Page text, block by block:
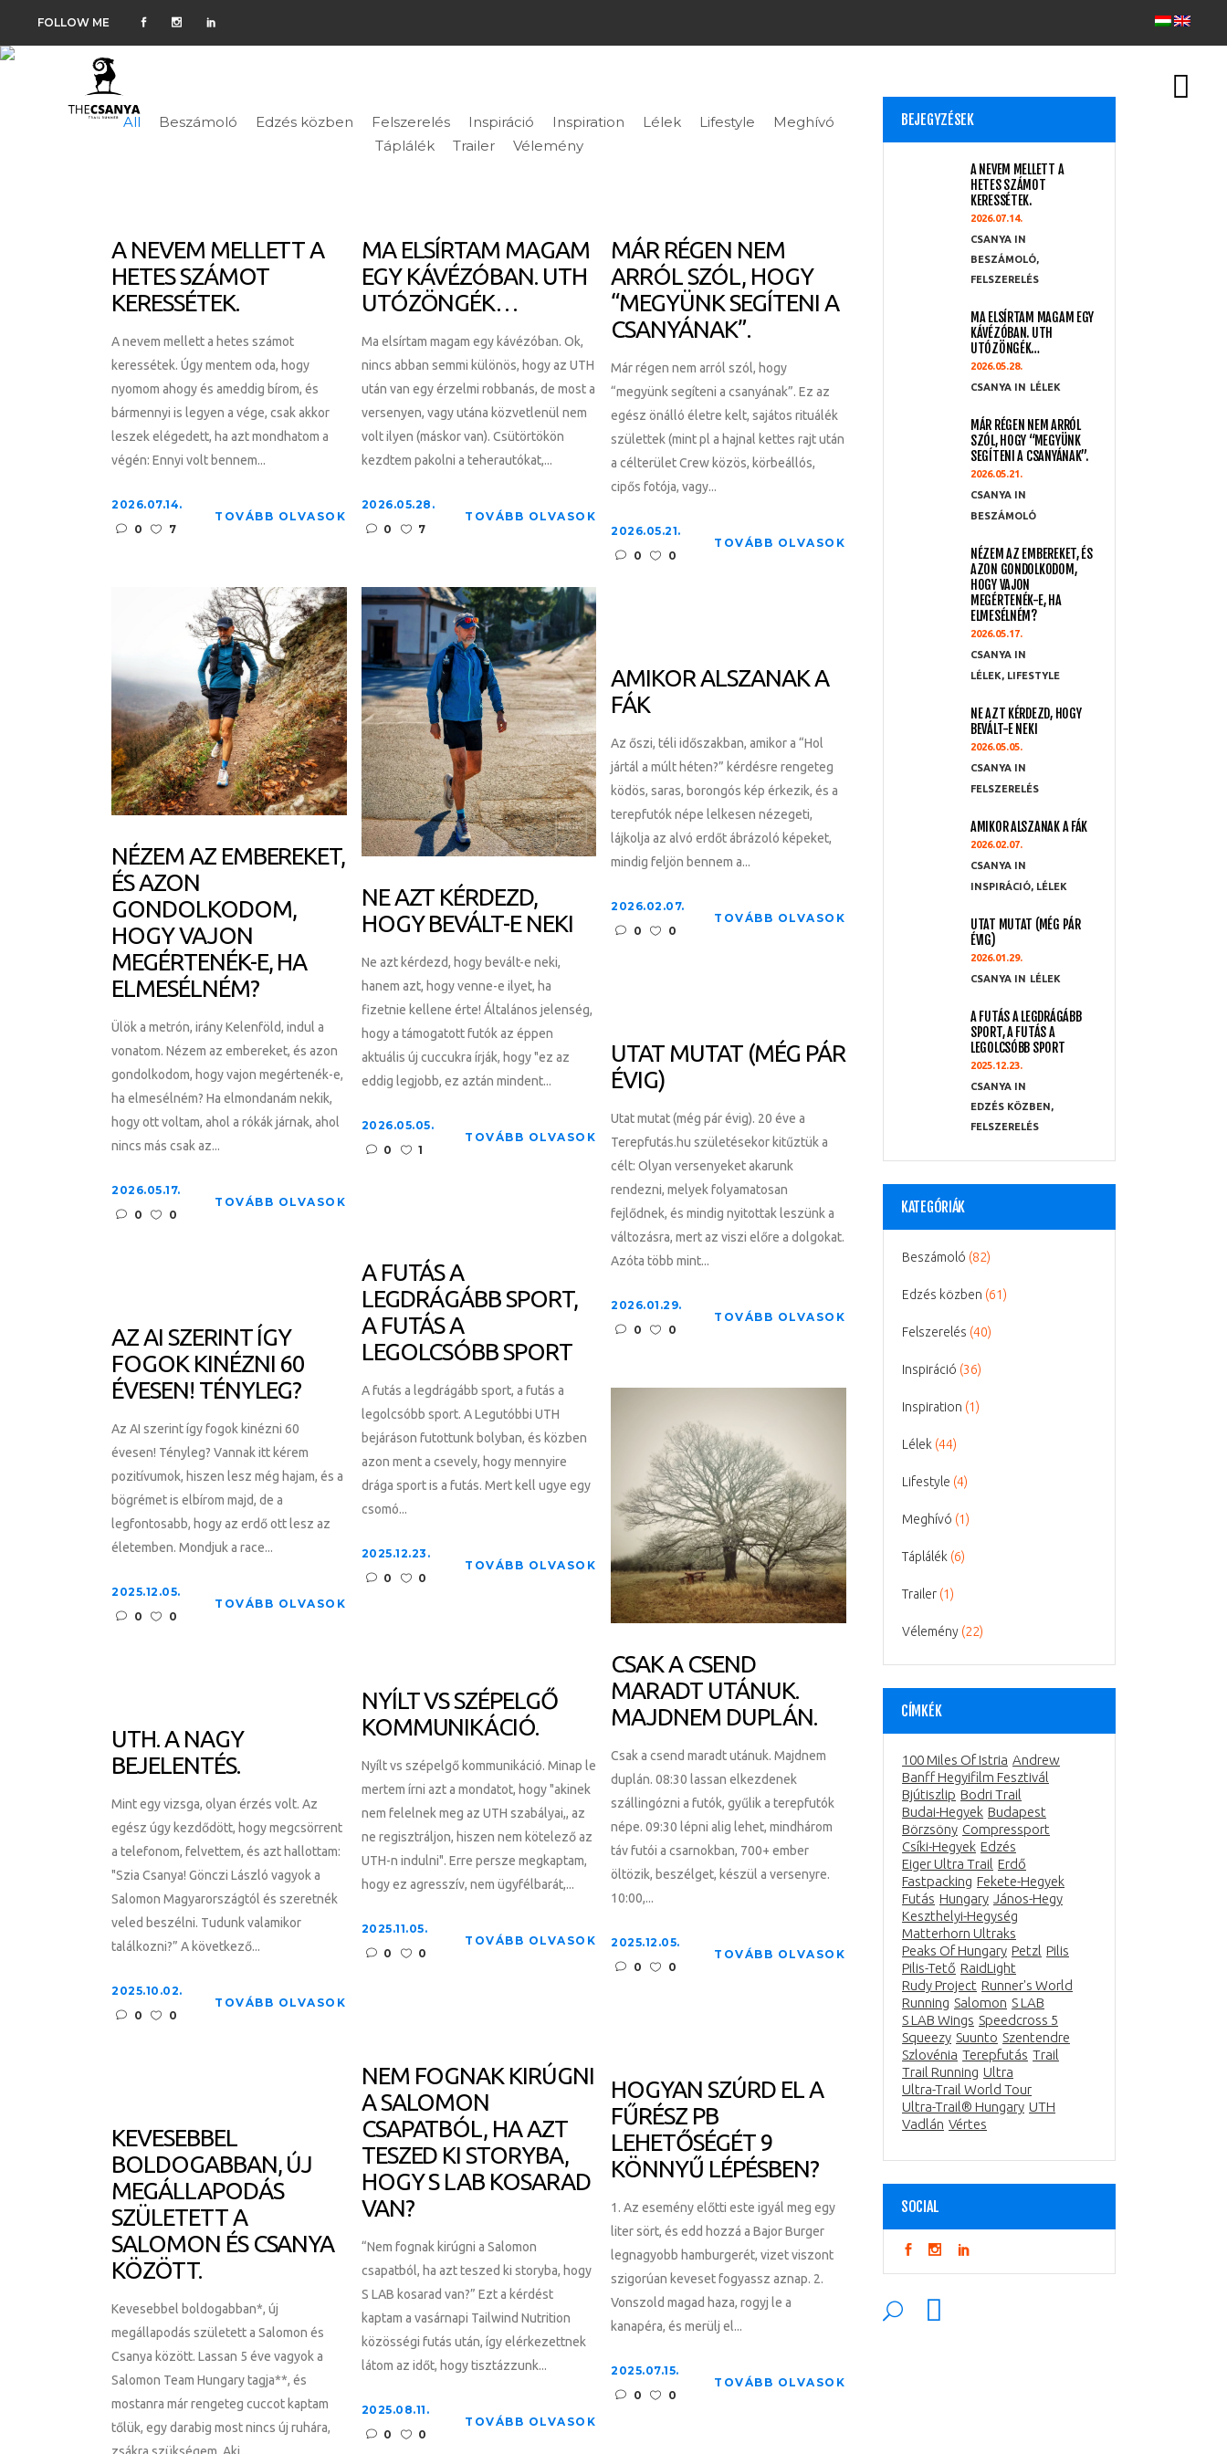
FOLLOW ME
All Beszámoló Edzés közben Felszerelés Inspiráció Inspiration Lélek Lifestyle
Meghívó
Táplálék
Trailer Vélemény
A NEVEM MELLETT A
HETES SZÁMOT
KERESSÉTEK.
A nevem mellett a hetes számot
keressétek. Úgy mentem oda, hogy
nyomom ahogy és ameddig bírom, és
bármennyi is legyen a vége, csak akkor
leszek elégedett, ha azt mondhatom a
végén: Ennyi volt bennem...
2026.07.14.
0
7
TOVÁBB OLVASOK
MA ELSÍRTAM MAGAM
EGY KÁVÉZÓBAN. UTH
UTÓZÖNGÉK…
Ma elsírtam magam egy kávézóban. Ok,
nincs abban semmi különös, hogy az UTH
után van egy érzelmi robbanás, de most a
versenyen, vagy utána közvetlenül nem
volt ilyen (máskor van). Csütörtökön
kezdtem pakolni a teherautókat,...
2026.05.28.
0
7
TOVÁBB OLVASOK
MÁR RÉGEN NEM
ARRÓL SZÓL, HOGY
“MEGYÜNK SEGÍTENI A
CSANYÁNAK”.
Már régen nem arról szól, hogy
“megyünk segíteni a csanyának”. Ez az
egész önálló életre kelt, sajátos rituálék
születtek (mint pl a hajnal kettes rajt után
a célterület Crew közös, körbeállós,
cipős fotója, vagy...
2026.05.21.
0
0
TOVÁBB OLVASOK
NÉZEM AZ EMBEREKET,
ÉS AZON
GONDOLKODOM,
HOGY VAJON
MEGÉRTENÉK-E, HA
ELMESÉLNÉM?
Ülök a metrón, irány Kelenföld, indul a
vonatom. Nézem az embereket, és azon
gondolkodom, hogy vajon megértenék-e,
ha elmesélném? Ha elmondanám nekik,
hogy ott voltam, ahol a rókák járnak, ahol
nincs más csak az...
2026.05.17.
0
0
TOVÁBB OLVASOK
NE AZT KÉRDEZD,
HOGY BEVÁLT-E NEKI
Ne azt kérdezd, hogy bevált-e neki,
hanem azt, hogy venne-e ilyet, ha
fizetnie kellene érte! Általános jelenség,
hogy a támogatott futók az éppen
aktuális új cuccukra írják, hogy "ez az
eddig legjobb, ez aztán mindent...
2026.05.05.
0
1
TOVÁBB OLVASOK
AMIKOR ALSZANAK A
FÁK
Az őszi, téli időszakban, amikor a “Hol
jártál a múlt héten?” kérdésre rengeteg
ködös, saras, borongós kép érkezik, és a
terepfutók népe lelkesen nézegeti,
lájkolja az alvó erdőt ábrázoló képeket,
mindig feljön bennem a...
2026.02.07.
0
0
TOVÁBB OLVASOK
UTAT MUTAT (MÉG PÁR
ÉVIG)
Utat mutat (még pár évig). 20 éve a
Terepfutás.hu születésekor kitűztük a
célt: Olyan versenyeket akarunk
rendezni, melyek folyamatosan
fejlődnek, és mindig nyitottak leszünk a
változásra, mert az viszi előre a dolgokat.
Azóta több mint...
2026.01.29.
0
0
TOVÁBB OLVASOK
A FUTÁS A
LEGDRÁGÁBB SPORT,
A FUTÁS A
LEGOLCSÓBB SPORT
A futás a legdrágább sport, a futás a
legolcsóbb sport. A Legutóbbi UTH
bejáráson futottunk bolyban, és közben
azon ment a csevely, hogy mennyire
drága sport is a futás. Mert kell ugye egy
csomó...
2025.12.23.
0
0
TOVÁBB OLVASOK
AZ AI SZERINT ÍGY
FOGOK KINÉZNI 60
ÉVESEN! TÉNYLEG?
Az AI szerint így fogok kinézni 60
évesen! Tényleg? Vannak itt kérem
pozitívumok, hiszen lesz még hajam, és a
bögrémet is elbírom majd, de a
legfontosabb, hogy az erdő ott lesz az
életemben. Mondjuk a race...
2025.12.05.
0
0
TOVÁBB OLVASOK
CSAK A CSEND
MARADT UTÁNUK.
MAJDNEM DUPLÁN.
Csak a csend maradt utánuk. Majdnem
duplán. 08:30 lassan elkezdenek
szállingózni a futók, gyűlik a terepfutók
népe. 09:30 lépni alig lehet, mindhárom
táv futói a csarnokban, 700+ ember
öltözik, beszélget, készül a versenyre.
10:00,...
2025.12.05.
0
0
TOVÁBB OLVASOK
NYÍLT VS SZÉPELGŐ
KOMMUNIKÁCIÓ.
Nyílt vs szépelgő kommunikáció. Minap le
mertem írni azt a mondatot, hogy "akinek
nem felelnek meg az UTH szabályai,, az
ne regisztráljon, hiszen nem kötelező az
UTH-n indulni". Erre persze megkaptam,
hogy ez agresszív, nem ügyfélbarát,...
2025.11.05.
0
0
TOVÁBB OLVASOK
UTH. A NAGY
BEJELENTÉS.
Mint egy vizsga, olyan érzés volt. Az
egész úgy kezdődött, hogy megcsörrent
a telefonom, felvettem, és azt hallottam:
"Szia Csanya! Gönczi László vagyok a
Salomon Magyarországtól és szeretnék
veled beszélni. Tudunk valamikor
találkozni?” A következő...
2025.10.02.
0
0
TOVÁBB OLVASOK
NEM FOGNAK KIRÚGNI
A SALOMON
CSAPATBÓL, HA AZT
TESZED KI STORYBA,
HOGY S LAB KOSARAD
VAN?
“Nem fognak kirúgni a Salomon
csapatból, ha azt teszed ki storyba, hogy
S LAB kosarad van?” Ezt a kérdést
kaptam a vasárnapi Tailwind Nutrition
közösségi futás után, így elérkezettnek
látom az időt, hogy tisztázzunk...
2025.08.11.
0
0
TOVÁBB OLVASOK
HOGYAN SZÚRD EL A
FŰRÉSZ PB
LEHETŐSÉGÉT 9
KÖNNYŰ LÉPÉSBEN?
1. Az esemény előtti este igyál meg egy
liter sört, és edd hozzá a Bajor Burger
legnagyobb hamburgerét, vizet viszont
szigorúan keveset fogyassz aznap. 2.
Vonszold magad haza, rogyj le a
kanapéra, és merülj el...
2025.07.15.
0
0
TOVÁBB OLVASOK
KEVESEBBEL
BOLDOGABBAN, ÚJ
MEGÁLLAPODÁS
SZÜLETETT A
SALOMON ÉS CSANYA
KÖZÖTT.
Kevesebbel boldogabban*, új
megállapodás született a Salomon és
Csanya között. Lassan 5 éve vagyok a
Salomon Team Hungary tagja**, és
mostanra már rengeteg cuccot kaptam
tőlük, egy darabig most nincs új ruhára,
BEJEGYZÉSEK
A NEVEM MELLETT A
HETES SZÁMOT
KERESSÉTEK.
2026.07.14.
CSANYA
BESZÁMOLÓ,
FELSZERELÉS
MA ELSÍRTAM MAGAM EGY
KÁVÉZÓBAN. UTH
UTÓZÖNGÉK…
2026.05.28.
CSANYA
LÉLEK
MÁR RÉGEN NEM ARRÓL
SZÓL, HOGY “MEGYÜNK
SEGÍTENI A CSANYÁNAK”.
2026.05.21.
CSANYA
BESZÁMOLÓ
NÉZEM AZ EMBEREKET, ÉS
AZON GONDOLKODOM,
HOGY VAJON
MEGÉRTENÉK-E, HA
ELMESÉLNÉM?
2026.05.17.
CSANYA
LÉLEK, LIFESTYLE
NE AZT KÉRDEZD, HOGY
BEVÁLT-E NEKI
2026.05.05.
CSANYA
FELSZERELÉS
AMIKOR ALSZANAK A FÁK
2026.02.07.
CSANYA
INSPIRÁCIÓ, LÉLEK
UTAT MUTAT (MÉG PÁR
ÉVIG)
2026.01.29.
CSANYA
LÉLEK
A FUTÁS A LEGDRÁGÁBB
SPORT, A FUTÁS A
LEGOLCSÓBB SPORT
2025.12.23.
CSANYA
EDZÉS KÖZBEN,
FELSZERELÉS
KATEGÓRIÁK
Beszámoló (82)
Edzés közben (61)
Felszerelés (40)
Inspiráció (36)
Inspiration (1)
Lélek (44)
Lifestyle (4)
Meghívó (1)
Táplálék (6)
Trailer (1)
Vélemény (22)
CÍMKÉK
100 Miles Of Istria Andrew
Banff Hegyifilm Fesztivál
Bjútiszlip Bodri Trail
Budai-Hegyek Budapest
Börzsöny Compressport
Csíki-Hegyek Edzés
Eiger Ultra Trail Erdő
Fastpacking Fekete-Hegyek
Futás Hungary János-Hegy
Keszthelyi-Hegység
Matterhorn Ultraks
Peaks Of Hungary Petzl Pilis
Pilis-Tető RaidLight
Rudy Project Runner's World
Running Salomon S LAB
S LAB Wings Speedcross 5
Squeezy Suunto Szentendre
Szlovénia Terepfutás Trail
Trail Running Ultra
Ultra-Trail World Tour
Ultra-Trail® Hungary UTH
Vadlán Vértes
SOCIAL